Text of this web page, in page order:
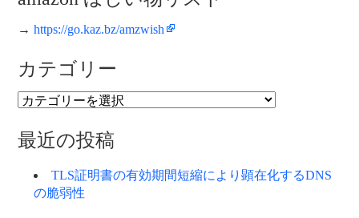
→ https://go.kaz.bz/amzwish
カテゴリー
カ
ゴ
リ
最近の投稿
TLS証明書の有効期間短縮により顕在化するDNS
の脆弱性